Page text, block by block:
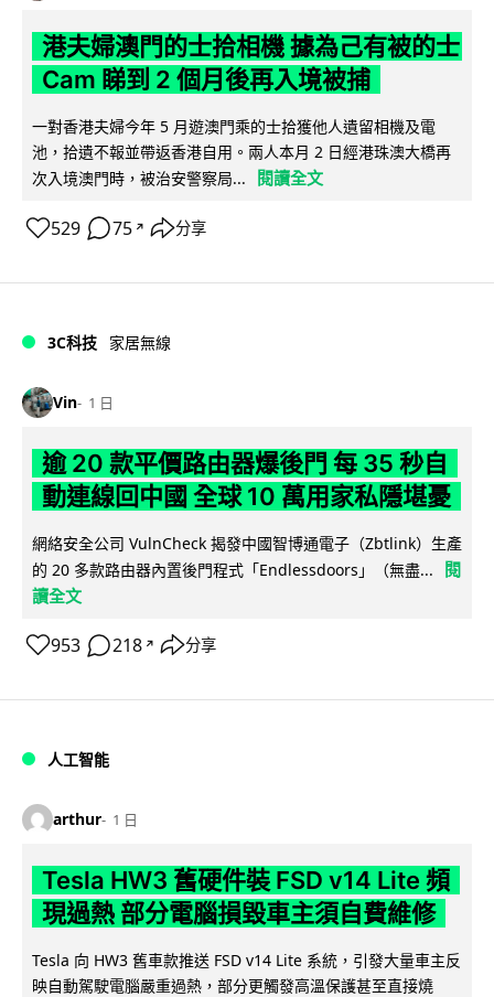
港夫婦澳門的士拾相機 據為己有被的士
Cam 睇到 2 個月後再入境被捕
一對香港夫婦今年 5 月遊澳門乘的士拾獲他人遺留相機及電
池，拾遺不報並帶返香港自用。兩人本月 2 日經港珠澳大橋再
次入境澳門時，被治安警察局...
閱讀全文
529 75 ↗ 分享
3C科技 家居無線
Vin 1 日
逾 20 款平價路由器爆後門 每 35 秒自
動連線回中國 全球 10 萬用家私隱堪憂
網絡安全公司 VulnCheck 揭發中國智博通電子（Zbtlink）生產
的 20 多款路由器內置後門程式「Endlessdoors」（無盡...
閱
讀全文
953 218 ↗ 分享
人工智能
arthur 1 日
Tesla HW3 舊硬件裝 FSD v14 Lite 頻
現過熱 部分電腦損毀車主須自費維修
Tesla 向 HW3 舊車款推送 FSD v14 Lite 系統，引發大量車主反
映自動駕駛電腦嚴重過熱，部分更觸發高溫保護甚至直接燒